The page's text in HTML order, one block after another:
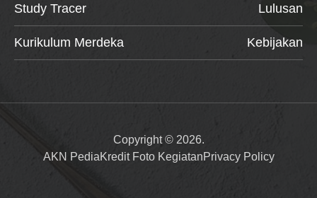
Study Tracer Lulusan
Kurikulum Merdeka Kebijakan
Copyright © 2026.
AKN PediaKredit Foto KegiatanPrivacy Policy